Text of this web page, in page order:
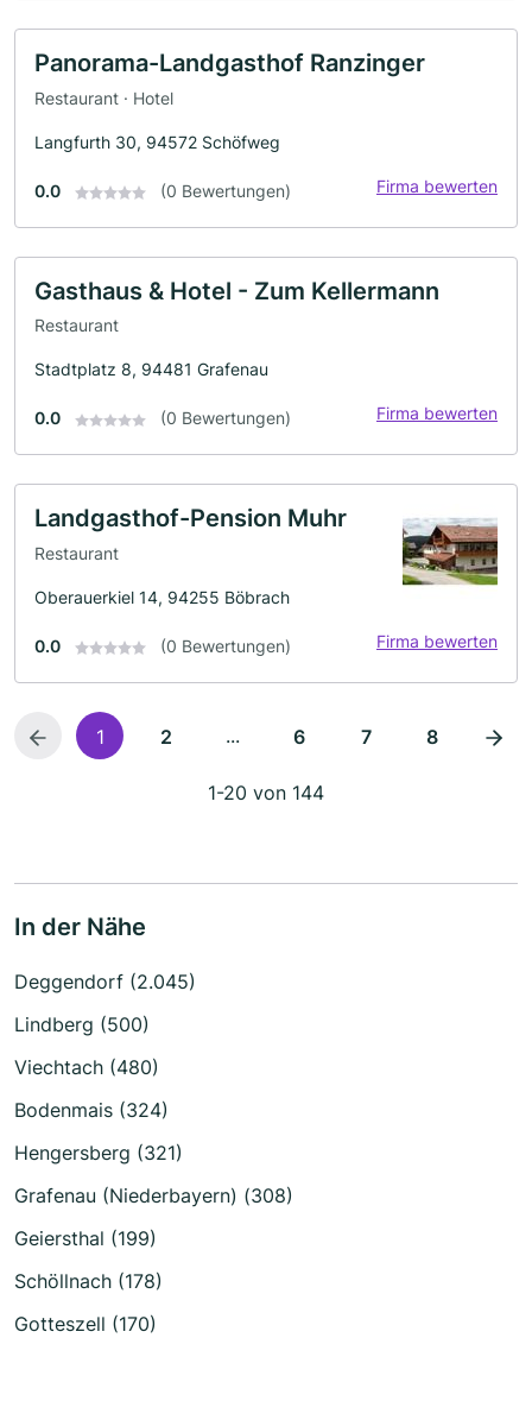
Panorama-Landgasthof Ranzinger
Restaurant · Hotel
Langfurth 30, 94572 Schöfweg
0.0 (0 Bewertungen) Firma bewerten
Gasthaus & Hotel - Zum Kellermann
Restaurant
Stadtplatz 8, 94481 Grafenau
0.0 (0 Bewertungen) Firma bewerten
Landgasthof-Pension Muhr
Restaurant
Oberauerkiel 14, 94255 Böbrach
0.0 (0 Bewertungen) Firma bewerten
1 2 ... 6 7 8
1-20 von 144
In der Nähe
Deggendorf (2.045)
Lindberg (500)
Viechtach (480)
Bodenmais (324)
Hengersberg (321)
Grafenau (Niederbayern) (308)
Geiersthal (199)
Schöllnach (178)
Gotteszell (170)